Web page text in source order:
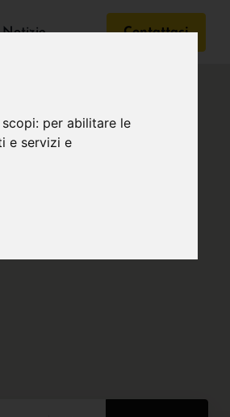
per abilitare le
e servizi e
Notizie Contattaci